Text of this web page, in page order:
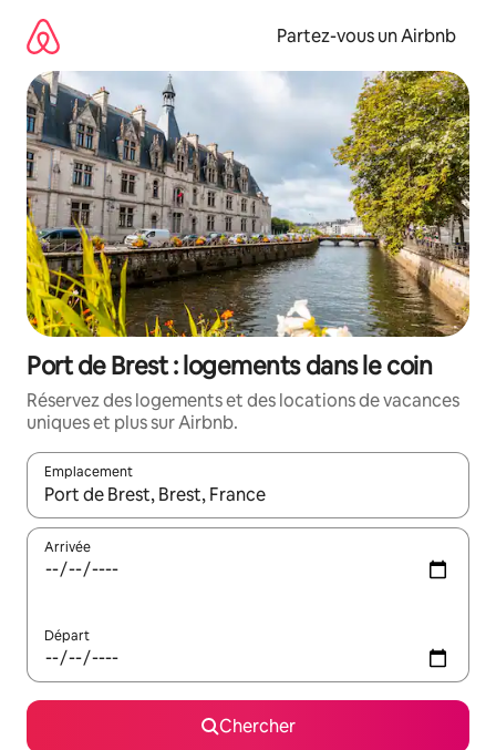
directement
contenu
Partez-vous un Airbnb
Port de Brest : logements dans le coin
Réservez des logements et des locations de vacances
uniques et plus sur Airbnb.
Emplacement
Quand les résultats sont affichés, parcourez-les en utilisant
Arrivée
Départ
Chercher